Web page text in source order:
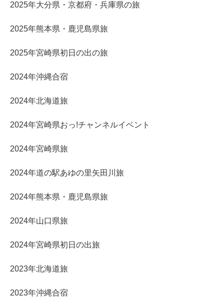
2025年大分県・京都府・兵庫県の旅
2025年熊本県・鹿児島県旅
2025年宮崎県初日の出の旅
2024年沖縄合宿
2024年北海道旅
2024年宮崎県おっ!チャンネルイベント
2024年宮崎県旅
2024年道の駅あゆの里矢田川旅
2024年熊本県・鹿児島県旅
2024年山口県旅
2024年宮崎県初日の出旅
2023年北海道旅
2023年沖縄合宿